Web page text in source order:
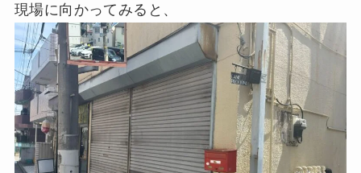
現場に向かってみると、